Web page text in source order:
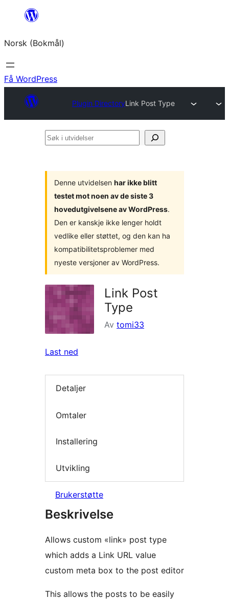
Hopp
innhold
Norsk (Bokmål)
Få WordPress
Plugin DirectoryLink Post Type
Søk
Denne utvidelsen har ikke blitt
testet mot noen av de siste 3
hovedutgivelsene av WordPress.
Den er kanskje ikke lenger holdt
vedlike eller støttet, og den kan ha
kompatibilitetsproblemer med
nyeste versjoner av WordPress.
Link Post
Type
Av tomi33
Last ned
Detaljer
Omtaler
Installering
Utvikling
Brukerstøtte
Beskrivelse
Allows custom «link» post type
which adds a Link URL value
custom meta box to the post editor
This allows the posts to be easily